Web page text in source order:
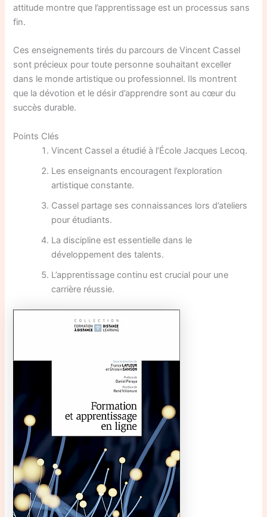
attitude montre que l’apprentissage est un processus sans
fin.
Ces enseignements tirés du parcours de Vincent Cassel
sont précieux pour toute personne souhaitant exceller
dans le monde artistique ou professionnel. Ils montrent
que la dévotion et le désir d’apprendre sont au cœur du
succès durable.
Points Clés
Vincent Cassel a étudié à l’École Jacques Lecoq.
Les enseignants encouragent l’exploration
artistique constante.
Cassel partage ses connaissances lors d’ateliers
pour étudiants.
La discipline est essentielle dans le
développement des talents.
L’apprentissage continu est crucial pour une
carrière réussie.